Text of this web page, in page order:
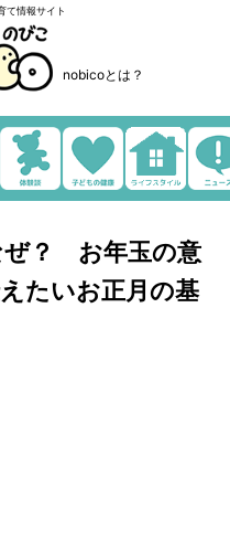
て情報サイト
nobicoとは？
ぜ？ お年玉の意
たいお正月の基